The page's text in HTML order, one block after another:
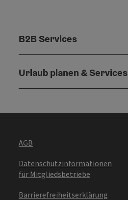
B2B Services
Urlaub planen & Services
AGB
Datenschutzinformationen
für Mitgliedsbetriebe
Barrierefreiheitserklärung